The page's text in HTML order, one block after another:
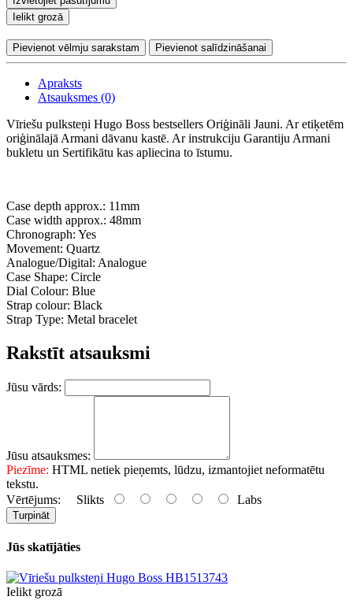
Ielikt grozā
Pievienot vēlmju sarakstam Pievienot salīdzināšanai
Apraksts
Atsauksmes (0)
Vīriešu pulksteņi Hugo Boss bestsellers Oriģināli Jauni. Ar etiķetēm
oriģinālajā Armani dāvanu kastē. Ar instrukciju Garantiju Armani
bukletu un Sertifikātu kas apliecina to īstumu.
Case depth approx.: 11mm
Case width approx.: 48mm
Chronograph: Yes
Movement: Quartz
Analogue/Digital: Analogue
Case Shape: Circle
Dial Colour: Blue
Strap colour: Black
Strap Type: Metal bracelet
Rakstīt atsauksmi
Jūsu vārds:
Jūsu atsauksmes:
Piezīme: HTML netiek pieņemts, lūdzu, izmantojiet neformatētu
tekstu.
Vērtējums: Slikts Labs
Turpināt
Jūs skatījāties
Ielikt grozā